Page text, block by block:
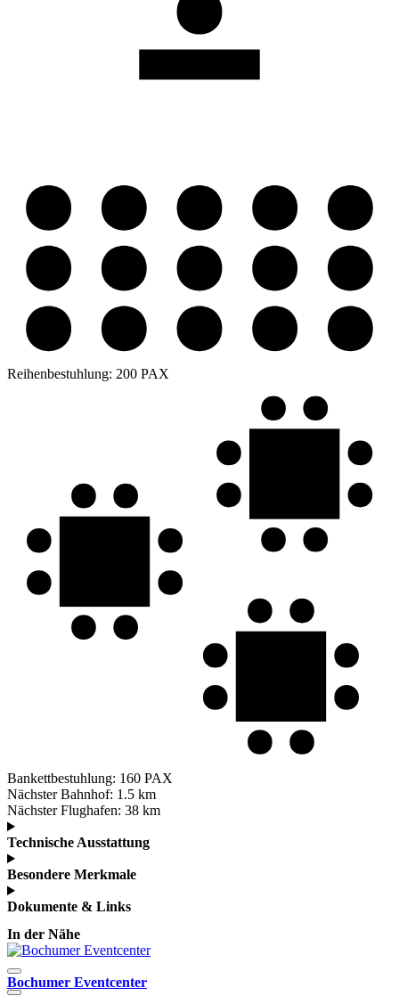
Reihenbestuhlung: 200 PAX
Bankettbestuhlung: 160 PAX
Nächster Bahnhof: 1.5 km
Nächster Flughafen: 38 km
Technische Ausstattung
Besondere Merkmale
Dokumente & Links
In der Nähe
Bochumer Eventcenter